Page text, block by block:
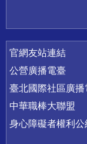
官網友站連結
公營廣播電臺
臺北國際社區廣播
中華職棒大聯盟
身心障礙者權利公